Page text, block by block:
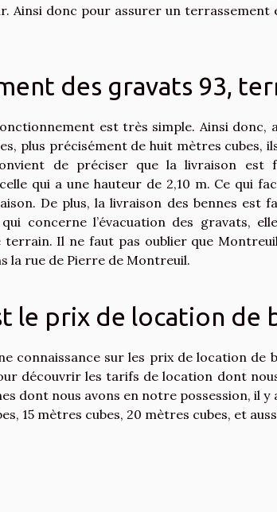
Ainsi donc pour assurer un
des gravats 93,
est très simple. Ainsi
plus précisément de huit mètres cubes,
de préciser que la livraison est
qui a une hauteur de 2,10 m. Ce qui
De plus, la livraison des bennes est
concerne l’évacuation des gravats,
Il ne faut pas oublier que
la rue de Pierre de Montreuil.
le prix de location de
connaissance sur les prix de location
découvrir les tarifs de location dont
dont nous avons en notre possession, il y
15 mètres cubes, 20 mètres cubes, et